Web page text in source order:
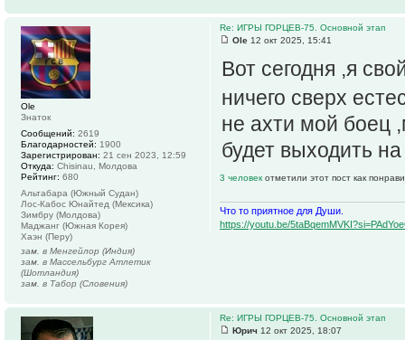
Re: ИГРЫ ГОРЦЕВ-75. Основной этап
Ole 12 окт 2025, 15:41
Вот сегодня ,я
ничего сверх
не ахти мой боец
будет выходить
3 человек отметили этот пост как
Что то приятное для Души.
https://youtu.be/
Ole
Знаток
Сообщений: 2619
Благодарностей: 1900
Зарегистрирован: 21 сен 2023, 12:59
Откуда: Chisinau, Молдова
Рейтинг: 680
Альтабара (Южный Судан)
Лос-Кабос Юнайтед (Мексика)
Зимбру (Молдова)
Маджанг (Южная Корея)
Хаэн (Перу)
зам. в Менгейлор (Индия)
зам. в Массельбург Атлетик
(Шотландия)
зам. в Табор (Словения)
Re: ИГРЫ ГОРЦЕВ-75. Основной этап
Юрич 12 окт 2025, 18:07